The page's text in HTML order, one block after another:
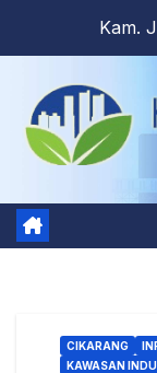
content
Kam.
CIKARANG
KAWASAN